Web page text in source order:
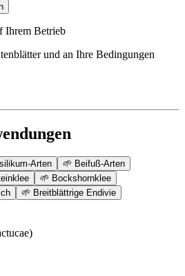
Ihrem Betrieb
und an Ihre Bedingungen
Arten 🌱 Beifuß-Arten
🌱 Bockshornklee
🌱 Breitblättrige Endivie